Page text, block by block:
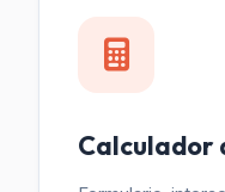
Calculador